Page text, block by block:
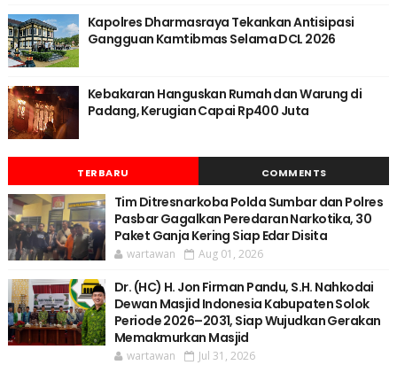
Kapolres Dharmasraya Tekankan Antisipasi
Gangguan Kamtibmas Selama DCL 2026
Kebakaran Hanguskan Rumah dan Warung di
Padang, Kerugian Capai Rp400 Juta
TERBARU COMMENTS
Tim Ditresnarkoba Polda Sumbar dan Polres
Pasbar Gagalkan Peredaran Narkotika, 30
Paket Ganja Kering Siap Edar Disita
wartawan Aug 01, 2026
Dr. (HC) H. Jon Firman Pandu, S.H. Nahkodai
Dewan Masjid Indonesia Kabupaten Solok
Periode 2026–2031, Siap Wujudkan Gerakan
Memakmurkan Masjid
wartawan Jul 31, 2026